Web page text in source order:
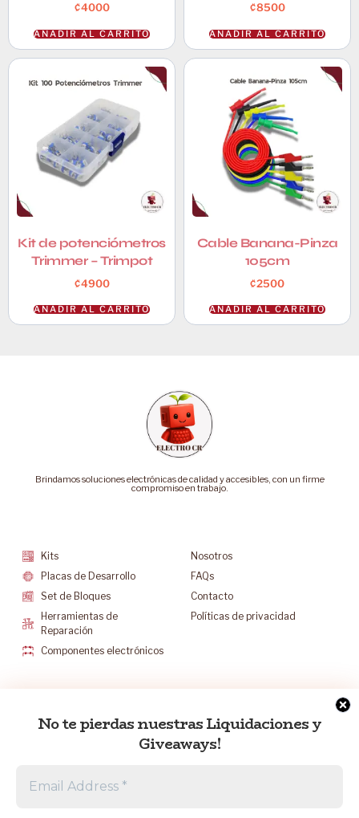
No te pierdas nuestras Liquidaciones y
Giveaways!
₡4000
AÑADIR AL CARRITO
₡8500
AÑADIR AL CARRITO
Kit de potenciómetros
Trimmer – Trimpot
₡4900
AÑADIR AL CARRITO
Cable Banana-Pinza
105cm
₡2500
AÑADIR AL CARRITO
Brindamos soluciones electrónicas de calidad y accesibles, con un firme
compromiso en trabajo.
Kits
Placas de Desarrollo
Set de Bloques
Herramientas de
Reparación
Componentes electrónicos
Nosotros
FAQs
Contacto
Políticas de privacidad
info@electrocr.tech